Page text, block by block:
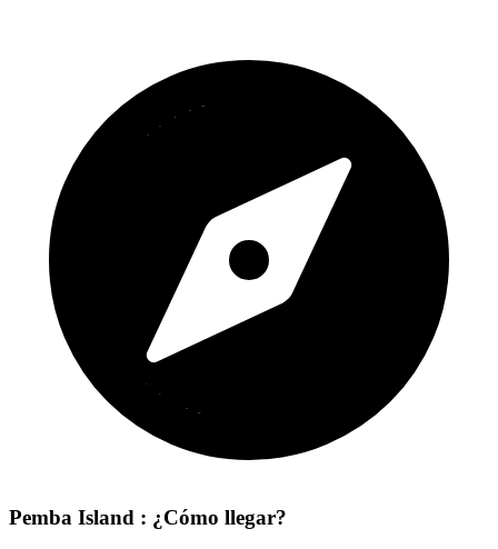
Pemba Island : ¿Cómo llegar?